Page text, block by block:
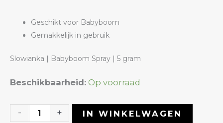
Geschikt voor Babyboom
Gemakkelijk in gebruik
Slowianka | Babyboom Spray | 5 gram
Beschikbaarheid: Op voorraad
-
Babyboom
Orange
+ IN WINKELWAGEN